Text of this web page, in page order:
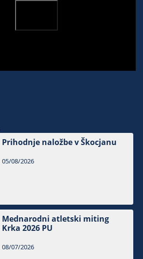
Prihodnje naložbe v Škocjanu
05/08/2026
Mednarodni atletski miting
Krka 2026 PU
08/07/2026